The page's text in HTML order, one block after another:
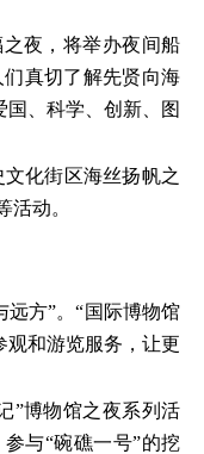
夜，将举办夜间船
真切了解先贤向海
国、科学、创新、图
化街区海丝扬帆之
活动。
远方”。“国际博物馆
观和游览服务，让更
”博物馆之夜系列活
与“碗礁一号”的挖